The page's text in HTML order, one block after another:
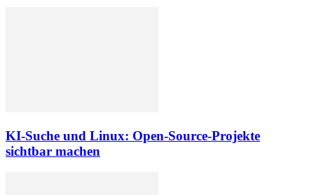
KI-Suche und Linux: Open-Source-Projekte
sichtbar machen